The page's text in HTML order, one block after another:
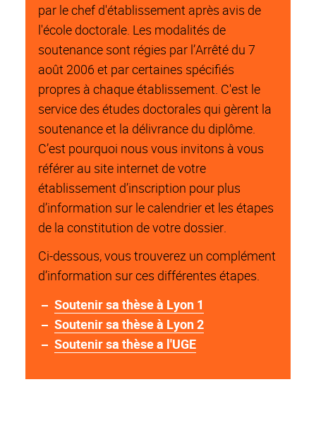
par le chef d'établissement après avis de
l'école doctorale. Les modalités de
soutenance sont régies par l’Arrêté du 7
août 2006 et par certaines spécifiés
propres à chaque établissement. C'est le
service des études doctorales qui gèrent la
soutenance et la délivrance du diplôme.
C’est pourquoi nous vous invitons à vous
référer au site internet de votre
établissement d’inscription pour plus
d’information sur le calendrier et les étapes
de la constitution de votre dossier.
Ci-dessous, vous trouverez un complément
d’information sur ces différentes étapes.
Soutenir sa thèse à Lyon 1
Soutenir sa thèse à Lyon 2
Soutenir sa thèse a l'UGE